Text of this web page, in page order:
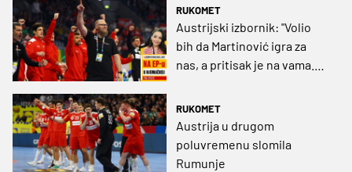
RUKOMET
Austrijski izbornik: "Volio
bih da Martinović igra za
nas, a pritisak je na vama.
da radi"
RUKOMET
Austrija u drugom
poluvremenu slomila
Rumunje